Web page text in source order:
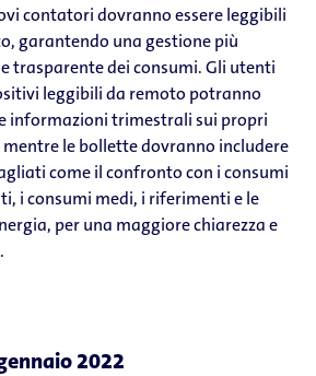
contatori dovranno essere leggibili
garantendo una gestione più
trasparente dei consumi. Gli utenti
leggibili da remoto potranno
informazioni trimestrali sui propri
le bollette dovranno includere
come il confronto con i consumi
i consumi medi, i riferimenti e le
per una maggiore chiarezza e
2022